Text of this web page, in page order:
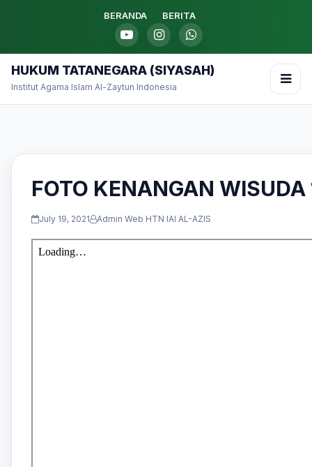
BERANDA BERITA
HUKUM TATANEGARA (SIYASAH)
Institut Agama Islam Al-Zaytun Indonesia
FOTO KENANGAN WISUDA
July 19, 2021 Admin Web HTN IAI AL-AZIS